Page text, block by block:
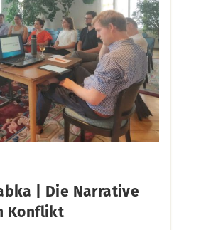
| Die Narrative
Konflikt